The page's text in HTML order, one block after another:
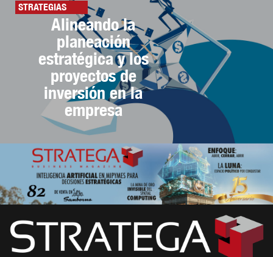
STRATEGIAS
Alineando la
planeación
estratégica y los
proyectos de
inversión en la
empresa